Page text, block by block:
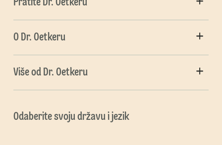
Pratite Dr. Oetkeru
O Dr. Oetkeru
Više od Dr. Oetkeru
Odaberite svoju državu i jezik